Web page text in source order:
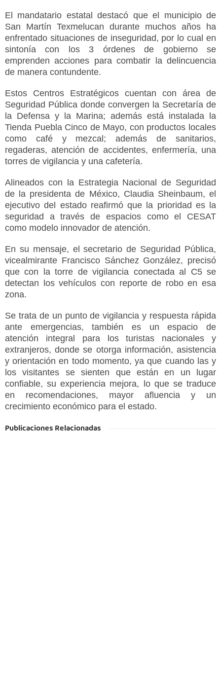
El mandatario estatal destacó que el municipio de
San Martín Texmelucan durante muchos años ha
enfrentado situaciones de inseguridad, por lo cual en
sintonía con los 3 órdenes de gobierno se
emprenden acciones para combatir la delincuencia
de manera contundente.
Estos Centros Estratégicos cuentan con área de
Seguridad Pública donde convergen la Secretaría de
la Defensa y la Marina; además está instalada la
Tienda Puebla Cinco de Mayo, con productos locales
como café y mezcal; además de sanitarios,
regaderas, atención de accidentes, enfermería, una
torres de vigilancia y una cafetería.
Alineados con la Estrategia Nacional de Seguridad
de la presidenta de México, Claudia Sheinbaum, el
ejecutivo del estado reafirmó que la prioridad es la
seguridad a través de espacios como el CESAT
como modelo innovador de atención.
En su mensaje, el secretario de Seguridad Pública,
vicealmirante Francisco Sánchez González, precisó
que con la torre de vigilancia conectada al C5 se
detectan los vehículos con reporte de robo en esa
zona.
Se trata de un punto de vigilancia y respuesta rápida
ante emergencias, también es un espacio de
atención integral para los turistas nacionales y
extranjeros, donde se otorga información, asistencia
y orientación en todo momento, ya que cuando las y
los visitantes se sienten que están en un lugar
confiable, su experiencia mejora, lo que se traduce
en recomendaciones, mayor afluencia y un
crecimiento económico para el estado.
Publicaciones Relacionadas